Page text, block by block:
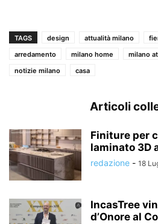
TAGS design attualità milano
arredamento
milano home milano
notizie milano
casa
Articoli
Finiture per
laminato 3D
redazione - 18
IncasTree
d’Onore al